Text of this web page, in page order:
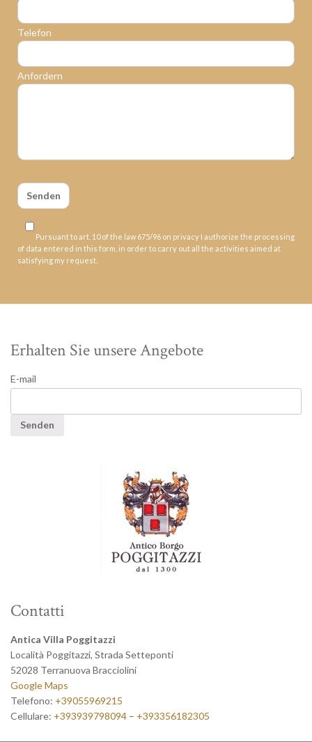
Telefon
Anfordern
Pursuant to art. 10 of the law 675/96 on privacy I authorize the processing
of data entered in this form, in order to carry out all the activities aimed at
satisfying my request.
Erhalten Sie unsere Angebote
E-mail
Contatti
Antica Villa Poggitazzi
Località Poggitazzi, Strada Setteponti
52028 Terranuova Bracciolini
Google Maps
Telefono: +39055969215
Cellulare: +393939798094 – +393356182305